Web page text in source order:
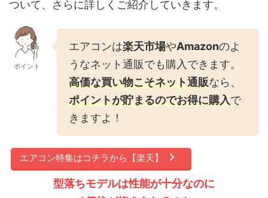
ついて、さらに詳しくご紹介していきます。
ポイント
エアコンは楽天市場やAmazonのよ
うなネット通販でも購入できます。
高価な買い物こそネット通販なら、
ポイントが貯まるのでお得に購入で
きますよ！
エアコン特集はコチラから【楽天】
型落ちモデルは性能が十分なのに